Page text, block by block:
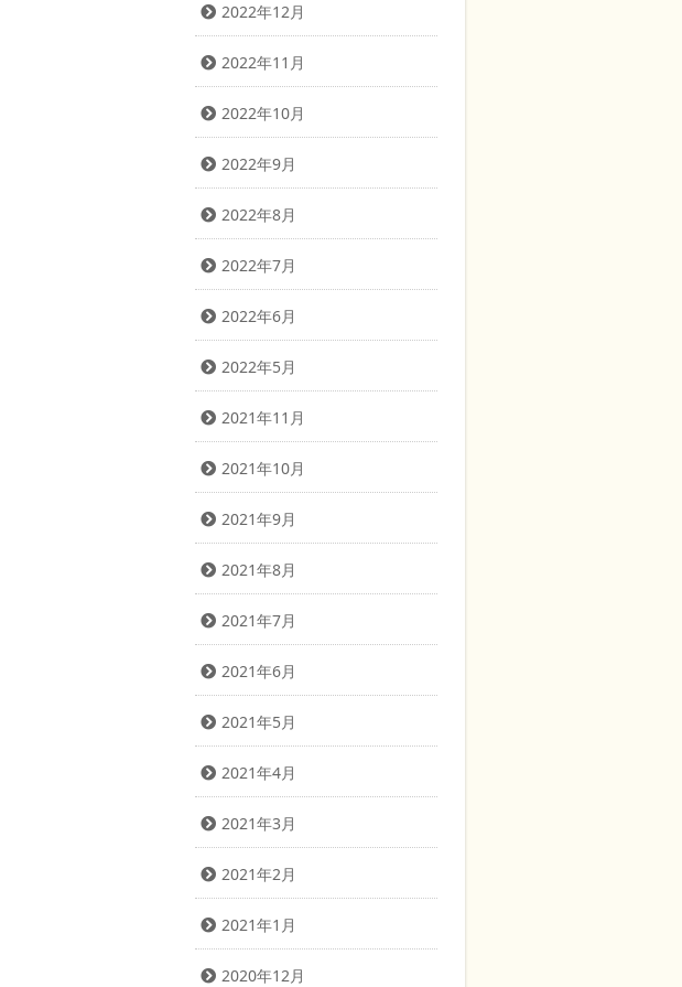
2022年12月
2022年11月
2022年10月
2022年9月
2022年8月
2022年7月
2022年6月
2022年5月
2021年11月
2021年10月
2021年9月
2021年8月
2021年7月
2021年6月
2021年5月
2021年4月
2021年3月
2021年2月
2021年1月
2020年12月